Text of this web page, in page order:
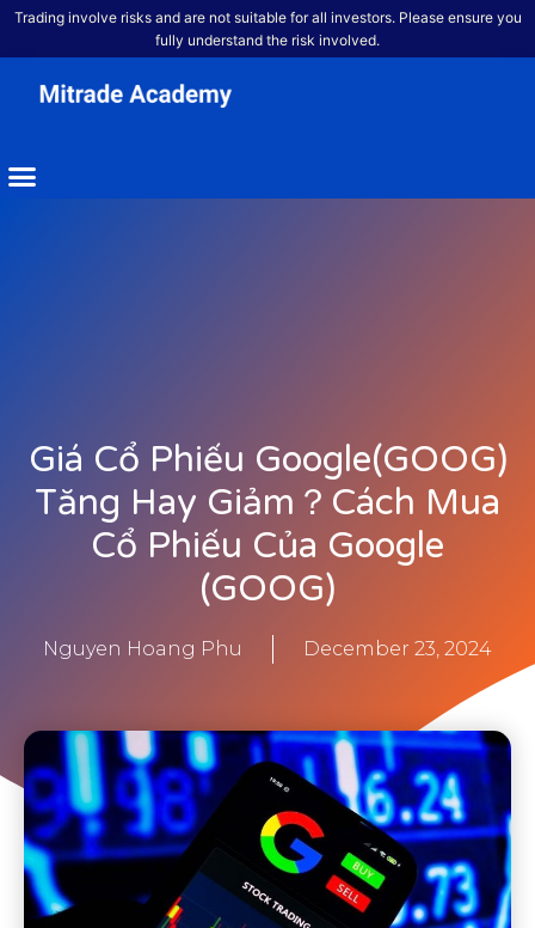
Trading involve risks and are not suitable for all investors. Please ensure you
fully understand the risk involved.
Giá Cổ Phiếu Google(GOOG)
Tăng Hay Giảm？Cách Mua
Cổ Phiếu Của Google
(GOOG)
Nguyen Hoang Phu December 23, 2024